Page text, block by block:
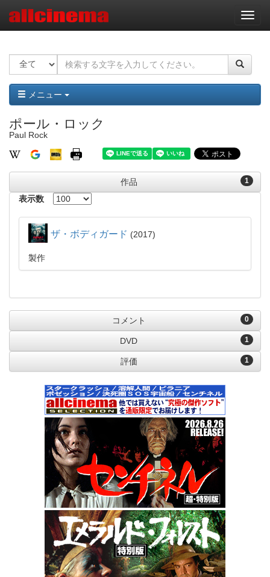
ナ
ビ
ー
ョ
ン
メニュー
ポール・ロック
Paul Rock
1
作品
表示数
ザ・ボディガード 2017
製作
0
コメント
1
DVD
1
評価